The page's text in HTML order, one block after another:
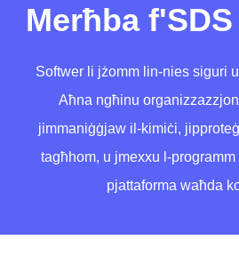
Merħba
Softwer li jżomm lin-nies siguri
Aħna ngħinu
jimmaniġġjaw il-kimiċi,
tagħhom, u jmexxu l-
pjattaforma waħda